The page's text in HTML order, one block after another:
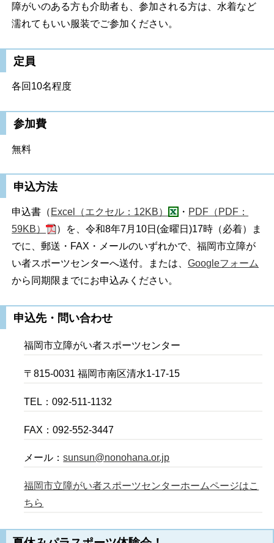
障がいのある方も介助者も、参加される方は、水着など
濡れてもいい服装でご参加ください。
定員
各回10名程度
参加費
無料
申込方法
申込書（ Excel（エクセル：12KB） ・ PDF（PDF：
59KB）
）を、令和8年7月10日(金曜日)17時（必着）ま
でに、郵送・FAX・メールのいずれかで、福岡市立障が
い者スポーツセンターへ送付。または、Googleフォーム
から同期限までにお申込みください。
申込先・問い合わせ
福岡市立障がい者スポーツセンター
〒815-0031 福岡市南区清水1-17-15
TEL：092-511-1132
FAX：092-552-3447
メール：sunsun@nonohana.or.jp
福岡市立障がい者スポーツセンターホームページはこ
ちら